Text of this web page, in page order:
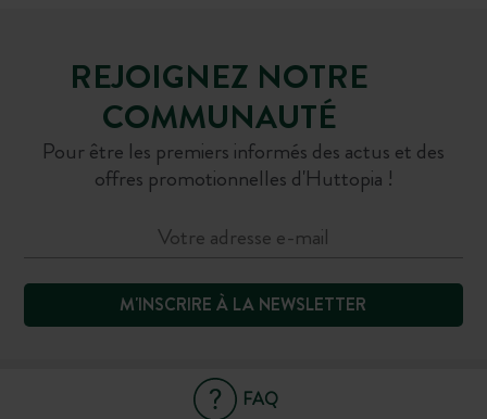
REJOIGNEZ NOTRE
COMMUNAUTÉ
Pour être les premiers informés des actus et des
offres promotionnelles d'Huttopia !
M'INSCRIRE À LA NEWSLETTER
FAQ